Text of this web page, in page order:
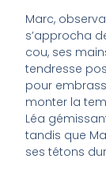
Marc,
s’approcha
cou, ses
tendresse
pour
monter la
Léa
tandis que
ses tétons